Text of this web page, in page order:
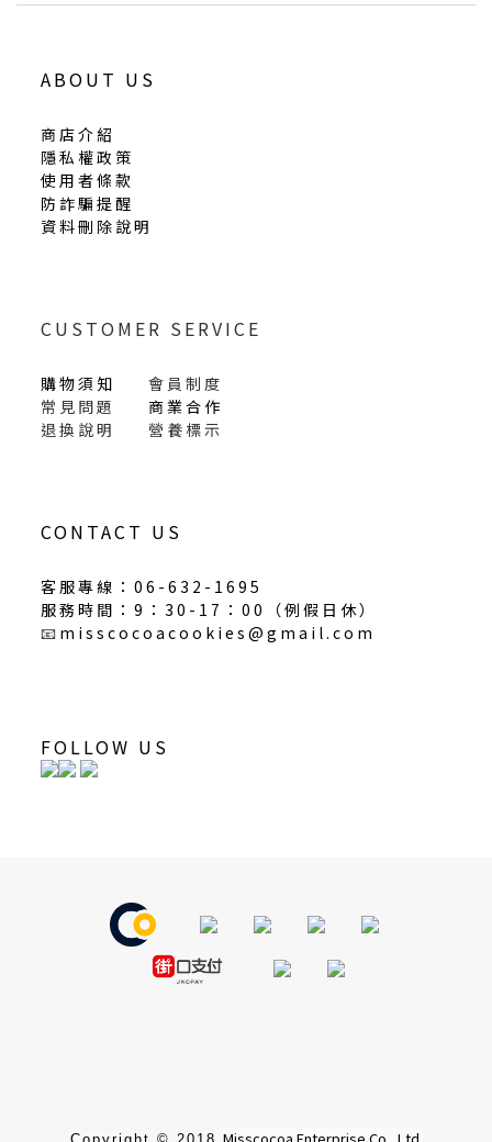
ABOUT US
商店介紹
隱私權政策
使用者條款
防詐騙提醒
資料刪除說明
CUSTOMER SERVICE
購物須知
會員制度
常見問題
商業合作
退換說明
營養標示
CONTACT US
客服專線：06-632-1695
服務時間：9：30-17：00（例假日休）
📧 misscocoacookies@gmail.com
FOLLOW US